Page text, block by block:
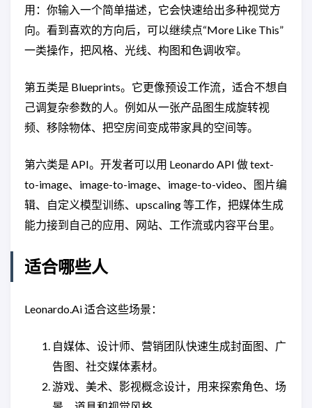
用：你输入一个简单描述，它会快速给出多种视觉方
向。看到喜欢的方向后，可以继续点“More Like This”
一类操作，把风格、光线、构图和色调收窄。
第五类是 Blueprints。它更像预设工作流，适合不想自
己调复杂参数的人。例如从一张产品图生成旋转视
频、移除物体、把空房间变成带家具的空间等。
第六类是 API。开发者可以用 Leonardo API 做 text-
to-image、image-to-image、image-to-video、图片编
辑、自定义模型训练、upscaling 等工作，把媒体生成
能力接到自己的应用、网站、工作流或内容平台里。
适合哪些人
Leonardo.Ai 适合这些场景：
自媒体、设计师、营销团队快速生成封面图、广
告图、社交媒体素材。
游戏、美术、影视概念设计，用来探索角色、场